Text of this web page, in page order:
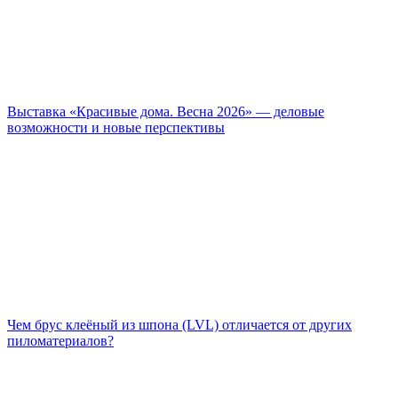
Выставка «Красивые дома. Весна 2026» — деловые
возможности и новые перспективы
Чем брус клеёный из шпона (LVL) отличается от других
пиломатериалов?